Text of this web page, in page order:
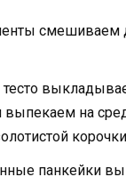
смешиваем
выпекаем на
панкейки